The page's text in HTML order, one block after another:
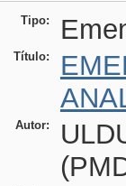
Tipo:
Título:
Autor: